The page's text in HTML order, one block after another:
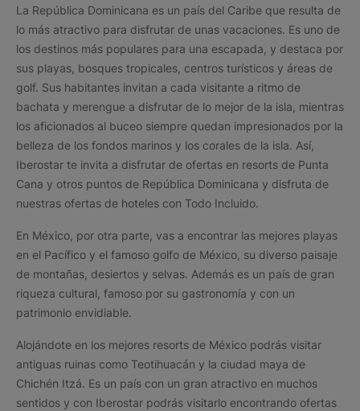
La República Dominicana es un país del Caribe que resulta de
lo más atractivo para disfrutar de unas vacaciones. Es uno de
los destinos más populares para una escapada, y destaca por
sus playas, bosques tropicales, centros turísticos y áreas de
golf. Sus habitantes invitan a cada visitante a ritmo de
bachata y merengue a disfrutar de lo mejor de la isla, mientras
los aficionados al buceo siempre quedan impresionados por la
belleza de los fondos marinos y los corales de la isla. Así,
Iberostar te invita a disfrutar de ofertas en resorts de Punta
Cana y otros puntos de República Dominicana y disfruta de
nuestras ofertas de hoteles con Todo Incluido.
En México, por otra parte, vas a encontrar las mejores playas
en el Pacífico y el famoso golfo de México, su diverso paisaje
de montañas, desiertos y selvas. Además es un país de gran
riqueza cultural, famoso por su gastronomía y con un
patrimonio envidiable.
Alojándote en los mejores resorts de México podrás visitar
antiguas ruinas como Teotihuacán y la ciudad maya de
Chichén Itzá. Es un país con un gran atractivo en muchos
sentidos y con Iberostar podrás visitarlo encontrando ofertas